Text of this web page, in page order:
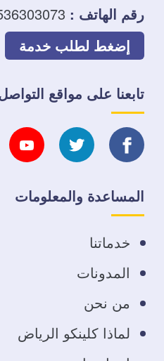
رقم الهاتف :
إضغط لطلب خدمة
تابعنا على مواقع
تابعنا
على
فيسبوك
تابعنا
على
المساعدة والمعلومات
خدماتنا
المدونات
من نحن
لماذا كلينكو الرياض